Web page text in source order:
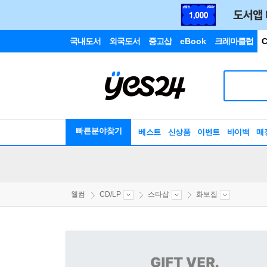
국내도서 외국도서 중고샵 eBook 크레마클럽
빠른분야찾기 베스트 신상품 이벤트 바이백 매
웰컴 CD/LP 스타샵 화보집